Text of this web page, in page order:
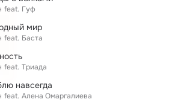
feat. Гуф
мир
feat. Баста
feat. Триада
навсегда
feat. Алена Омаргалиева